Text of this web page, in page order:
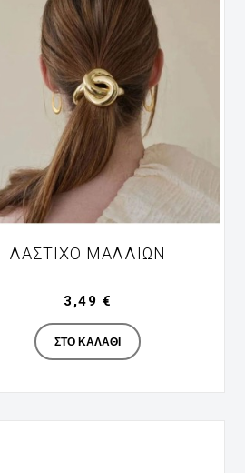
ΛΆΣΤΙΧΟ ΜΑΛΛΙΏΝ
Manufacturer
3,49 €
ΣΤΟ ΚΑΛΆΘΙ